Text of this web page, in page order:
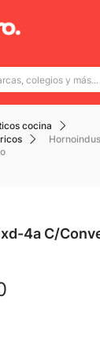
marcas,
cocina
4a C/